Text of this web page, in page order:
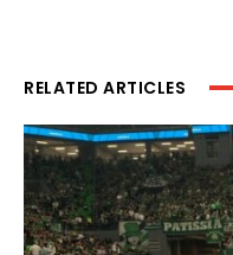
RELATED ARTICLES